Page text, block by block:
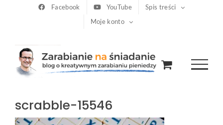
Facebook YouTube
Spis treści
Moje konto
scrabble-15546